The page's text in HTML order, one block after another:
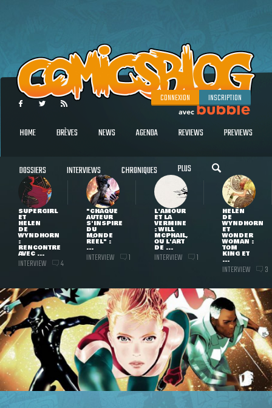
CONNEXION INSCRIPTION
HOME BRÈVES NEWS AGENDA REVIEWS PREVIEWS
DOSSIERS INTERVIEWS CHRONIQUES PLUS
SUPERGIRL
ET
HELEN
DE
WYNDHORN
:
RENCONTRE
AVEC ...
INTERVIEW 4
"CHAQUE
AUTEUR
S'INSPIRE
DU
MONDE
RÉEL" :
...
INTERVIEW 1
L'AMOUR
ET LA
VERMINE
: WILL
MCPHAIL,
OU L'ART
DE ...
INTERVIEW 1
HELEN
DE
WYNDHORN
ET
WONDER
WOMAN :
TOM
KING ET
...
INTERVIEW 3